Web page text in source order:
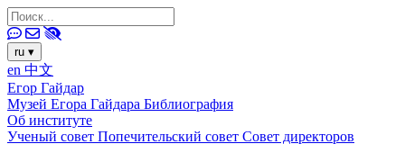
ru ▾
en 中文
Егор Гайдар
Музей Егора Гайдара Библиография
Об институте
Ученый совет Попечительский совет Совет директоров